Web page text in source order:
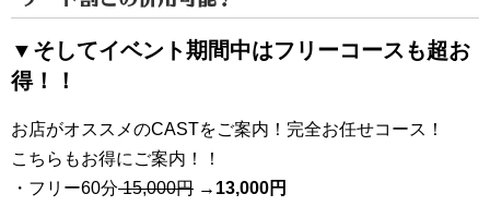
▼そしてイベント期間中はフリーコースも超お
得！！
お店がオススメのCASTをご案内！完全お任せコース！
こちらもお得にご案内！！
・フリー60分15,000円 → 13,000円